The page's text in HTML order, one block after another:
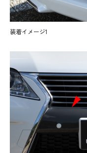
装着イメージ1